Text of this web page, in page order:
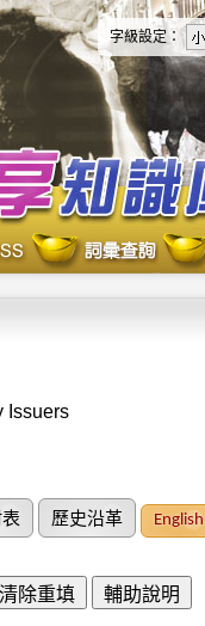
字級設定：
Issuers
歷史沿革 English